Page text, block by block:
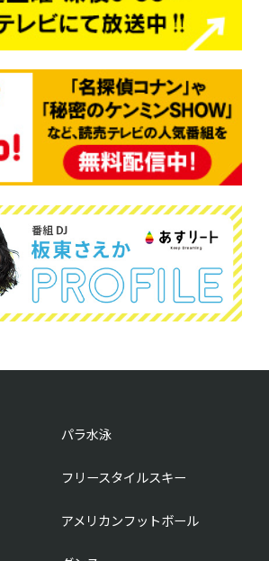
パラ水泳
フリースタイルスキー
アメリカンフットボール